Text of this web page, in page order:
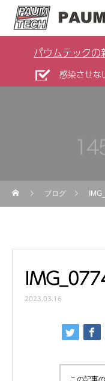
パウムテック
感染させな
ブログ
2023.03.16
この記事